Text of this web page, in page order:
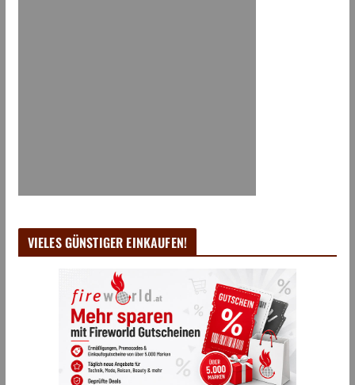
VIELES GÜNSTIGER EINKAUFEN!